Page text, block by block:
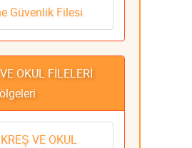
Güvenlik Filesi
OKUL FİLELERİ
VE OKUL